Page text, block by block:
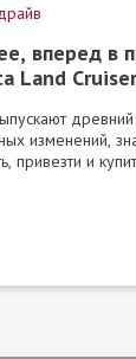
вперед в
Land
изменений,
привезти и